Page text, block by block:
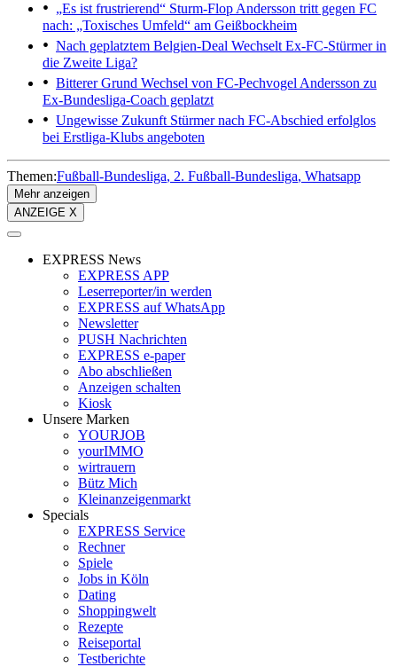
„Es ist frustrierend“ Sturm-Flop Andersson tritt gegen FC
nach: „Toxisches Umfeld“ am Geißbockheim
Nach geplatztem Belgien-Deal Wechselt Ex-FC-Stürmer in
die Zweite Liga?
Bitterer Grund Wechsel von FC-Pechvogel Andersson zu
Ex-Bundesliga-Coach geplatzt
Ungewisse Zukunft Stürmer nach FC-Abschied erfolglos
bei Erstliga-Klubs angeboten
Themen:Fußball-Bundesliga 2. Fußball-Bundesliga Whatsapp
Mehr anzeigen
ANZEIGE X
EXPRESS News
EXPRESS APP
Leserreporter/in werden
EXPRESS auf WhatsApp
Newsletter
PUSH Nachrichten
EXPRESS e-paper
Abo abschließen
Anzeigen schalten
Kiosk
Unsere Marken
YOURJOB
yourIMMO
wirtrauern
Bütz Mich
Kleinanzeigenmarkt
Specials
EXPRESS Service
Rechner
Spiele
Jobs in Köln
Dating
Shoppingwelt
Rezepte
Reiseportal
Testberichte